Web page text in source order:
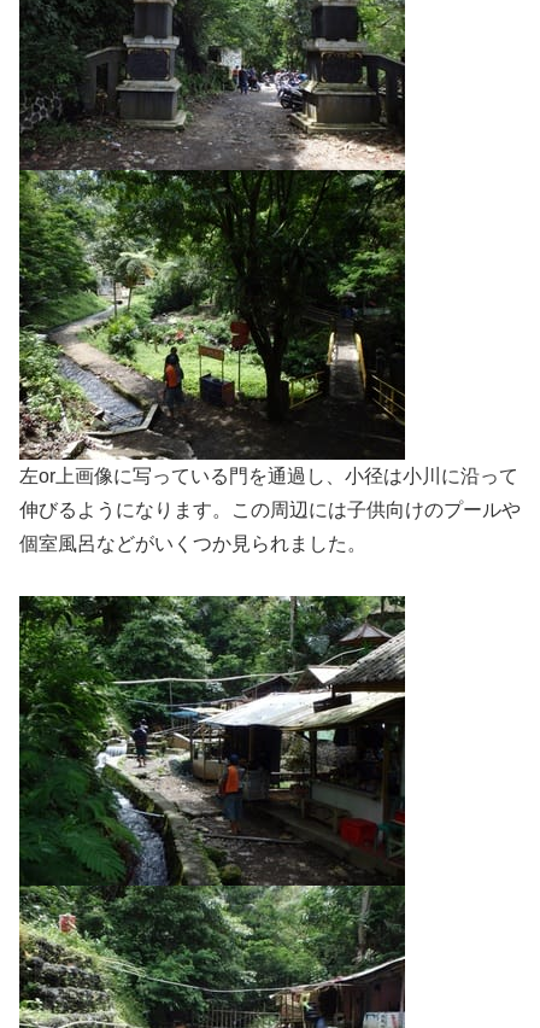
左or上画像に写っている門を通過し、小径は小川に沿って
伸びるようになります。この周辺には子供向けのプールや
個室風呂などがいくつか見られました。